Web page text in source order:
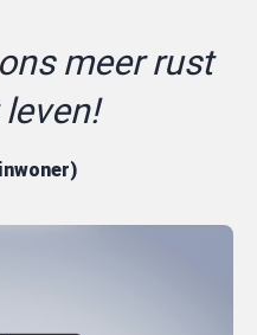
meer rust